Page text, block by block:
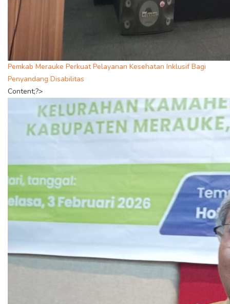
Pemkab Merauke Perkuat Pelayanan Kesehatan Inklusif Bagi
Penyandang Disabilitas
Content;?>